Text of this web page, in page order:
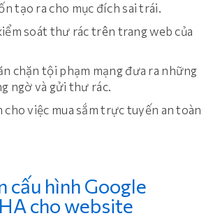
tạo ra cho mục đích sai trái.
soát thư rác trên trang web của
chặn tội phạm mạng đưa ra những
ngờ và gửi thư rác.
cho việc mua sắm trực tuyến an toàn
cấu hình Google
cho website